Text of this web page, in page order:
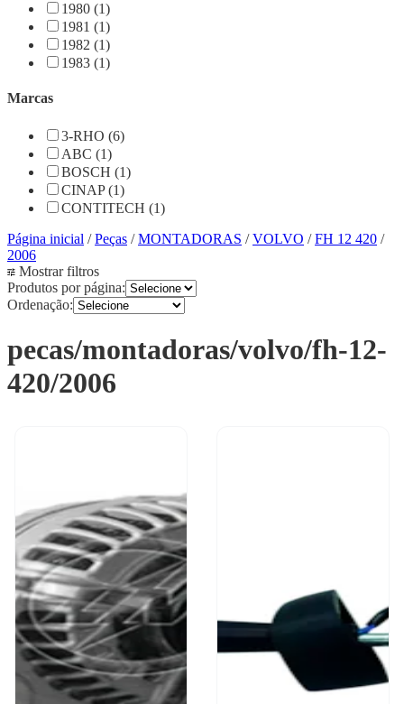
1980 (1)
1981 (1)
1982 (1)
1983 (1)
Marcas
3-RHO (6)
ABC (1)
BOSCH (1)
CINAP (1)
CONTITECH (1)
Página inicial /Peças /MONTADORAS /VOLVO /FH 12 420 /
2006
Mostrar filtros
Produtos por página:
Ordenação:
pecas/montadoras/volvo/fh-12-
420/2006